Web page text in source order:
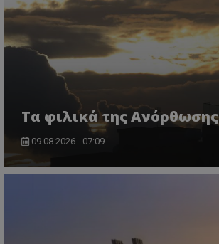
Τα φιλικά της Ανόρθωσης
09.08.2026 - 07:09